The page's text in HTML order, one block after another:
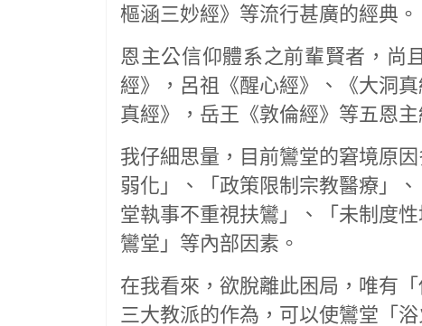
樞涵三妙經》等流行甚廣的經典。
恩主公信仰體系之前輩賢者，尚
經》，呂祖《醒心經》、《大洞
真經》，岳王《敦倫經》等五恩
我仔細思量，目前鸞堂的窘境原
弱化」、「政策限制宗教醫療」
堂執事不重視扶鸞」、「未制度
鸞堂」等內部因素。
在我看來，欲脫離此困局，唯有
三大教派的作為，可以使鸞堂「浴